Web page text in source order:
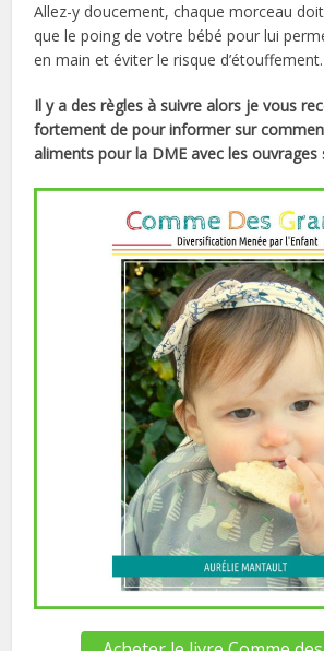
Allez-y doucement, chaque morceau
que le poing de votre bébé pour lui
en main et éviter le risque d’étouffement.
Il y a des règles à suivre alors je vous
fortement de pour informer sur
aliments pour la DME avec les ouvrages